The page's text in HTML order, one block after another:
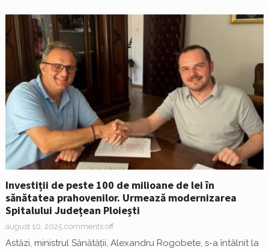
Investiții de peste 100 de milioane de lei în
sănătatea prahovenilor. Urmează modernizarea
Spitalului Județean Ploiești
august 10, 2025 comments off
Astăzi, ministrul Sănătății, Alexandru Rogobete, s-a întâlnit la